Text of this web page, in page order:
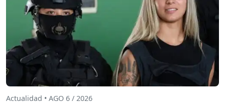
Actualidad • AGO 6 / 2026